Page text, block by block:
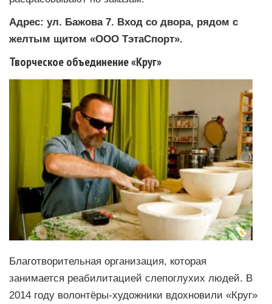
Адрес: ул. Бажова 7. Вход со двора, рядом с
желтым щитом «ООО ТэтаСпорт».
Творческое объединение «Круг»
Благотворительная организация, которая
занимается реабилитацией слепоглухих людей. В
2014 году волонтёры-художники вдохновили «Круг»